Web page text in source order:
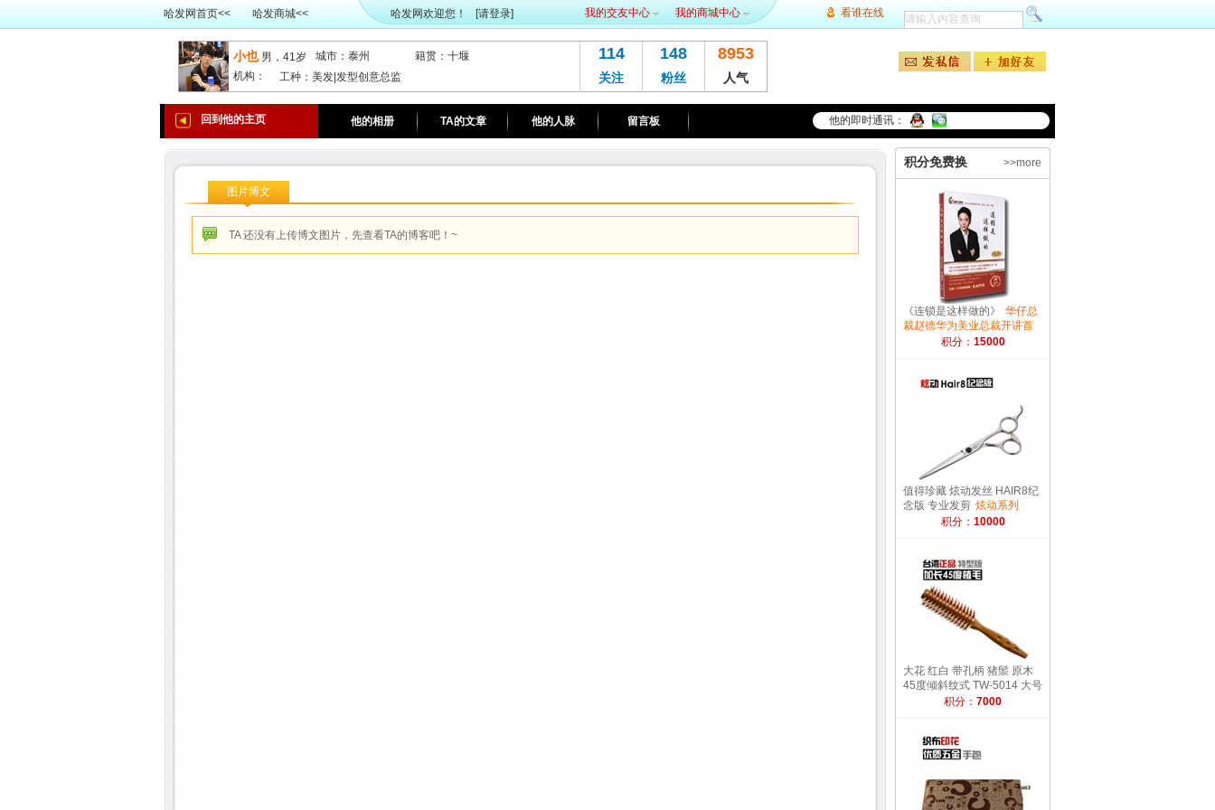
哈发网首页<< 哈发商城<< 哈发网欢迎您！ [请登录] 我的交友中心 我的商城中心 看谁在线
小也 男，41岁 城市：泰州
籍贯：十堰
机构：
工种：美发|发型创意总监
114
关注
148
粉丝
8953
人气
回到他的主页 他的即时通讯：
他的相册 TA的文章 他的人脉 留言板
图片博文
TA 还没有上传博文图片，先查看TA的博客吧！~
积分免费换 >>more
《连锁是这样做的》
华仔总
裁赵德华为美业总裁开讲首
选学堂 实战 实效 实操
积分： 15000
值得珍藏 炫动发丝 HAIR8纪
念版 专业发剪 炫动系列
HAIR8-F160F-
积分： 10000
大花 红白 带孔柄 猪鬃 原木
45度倾斜纹式 TW-5014 大号
圆滚梳 -发葳鹅- 髮葳鵝的奇
积分： 7000